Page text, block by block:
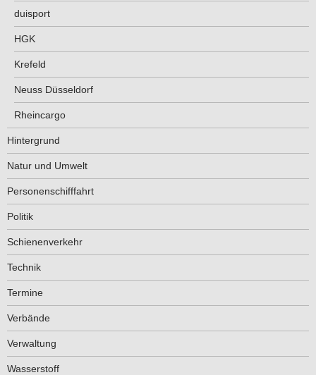
duisport
HGK
Krefeld
Neuss Düsseldorf
Rheincargo
Hintergrund
Natur und Umwelt
Personenschifffahrt
Politik
Schienenverkehr
Technik
Termine
Verbände
Verwaltung
Wasserstoff